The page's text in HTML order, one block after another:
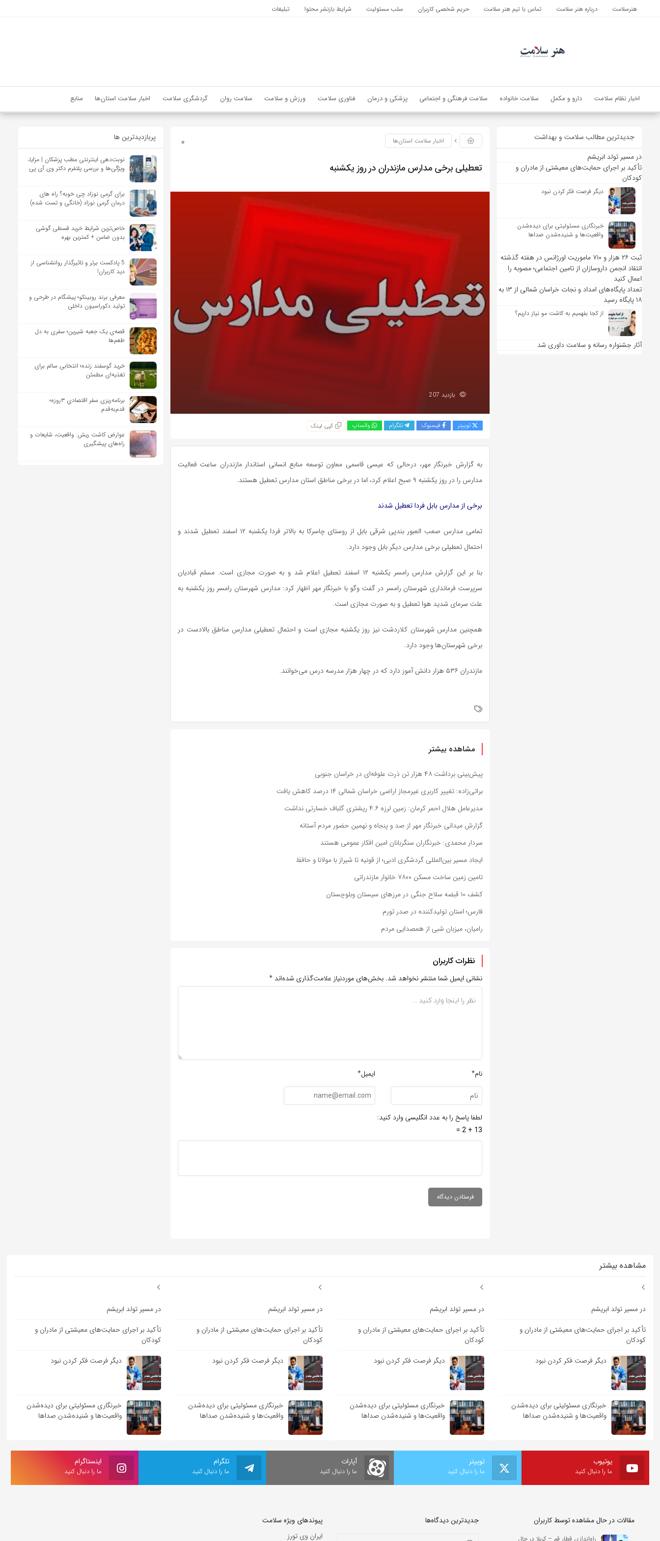
هنرسلامت درباره هنر سلامت تماس با تیم هنر سلامت حریم شخصی کاربران سلب مسئولیت شرایط بازنشر محتوا تبلیغات
اخبار نظام سلامت دارو و مکمل سلامت خانواده سلامت فرهنگی و اجتماعی پزشکی و درمان فناوری سلامت ورزش و سلامت سلامت روان گردشگری سلامت اخبار سلامت استان‌ها منابع
جدیدترین مطالب سلامت و بهداشت
در مسیر تولد ابریشم
تأکید بر اجرای حمایت‌های معیشتی از مادران و
کودکان
دیگر فرصت فکر کردن نبود
خبرنگاری مسئولیتی برای دیده‌شدن
واقعیت‌ها و شنیده‌شدن صداها
ثبت ۲۶ هزار و ۷۱۰ ماموریت اورژانس در هفته گذشته
انتقاد انجمن داروسازان از تامین اجتماعی؛ مصوبه را
اعمال کنید
تعداد پایگاه‌های امداد و نجات خراسان شمالی از ۱۳ به
۱۸ پایگاه رسید
از کجا بفهمیم به کاشت مو نیاز داریم؟
آثار جشنواره رسانه و سلامت داوری شد
0 اخبار سلامت استان‌ها
تعطیلی برخی مدارس مازندران در روز یکشنبه
بازدید 207
توییتر فیسبوک تلگرام واتساپ کپی لینک
به گزارش خبرنگار مهر، درحالی که عیسی قاسمی معاون توسعه منابع انسانی استاندار مازندران ساعت فعالیت
مدارس را در روز یکشنبه ۹ صبح اعلام کرد، اما در برخی مناطق استان مدارس تعطیل هستند.
برخی از مدارس بابل فردا تعطیل شدند
تمامی مدارس صعب العبور بندپی شرقی بابل از روستای چاسرکا
به بالاتر فردا یکشنبه ۱۲ اسفند تعطیل شدند و
احتمال تعطیلی برخی مدارس دیگر بابل وجود دارد.
بنا بر این گزارش مدارس رامسر یکشنبه ۱۲ اسفند تعطیل اعلام شد و به صورت مجازی است. مسلم قبادیان
سرپرست فرمانداری شهرستان رامسر در گفت وگو با خبرنگار مهر اظهار کرد: مدارس شهرستان رامسر روز یکشنبه به
علت سرمای شدید هوا تعطیل و به صورت مجازی است.
همچنین مدارس شهرستان کلاردشت نیز روز یکشنبه مجازی است و احتمال تعطیلی مدارس مناطق بالادست در
برخی شهرستان‌ها وجود دارد.
مازندران ۵۳۶ هزار دانش آموز دارد که در چهار هزار مدرسه درس می‌خوانند.
مشاهده بیشتر
پیش‌بینی برداشت ۴۸ هزار تن ذرت علوفه‌ای در خراسان جنوبی
براتی‌زاده: تغییر کاربری غیرمجاز اراضی خراسان شمالی ۱۴ درصد کاهش یافت
مدیرعامل هلال احمر کرمان: زمین لرزه ۴.۶ ریشتری گلباف خسارتی نداشت
گزارش میدانی خبرنگار مهر از صد و پنجاه و نهمین حضور مردم آستانه
سردار محمدی: خبرنگاران سنگربانان امین افکار عمومی هستند
ایجاد مسیر بین‌المللی گردشگری ادبی؛ از قونیه تا شیراز با مولانا و حافظ
تامین زمین ساخت مسکن ۷۸۰۰ خانوار مازندرانی
کشف ۱۰ قبضه سلاح جنگی در مرزهای سیستان وبلوچستان
فارس؛ استان تولیدکننده در صدر تورم
رامیان، میزبان شبی از همصدایی مردم
نظرات کاربران
نشانی ایمیل شما منتشر نخواهد شد. بخش‌های موردنیاز علامت‌گذاری شده‌اند *
نام* ایمیل*
لطفا پاسخ را به عدد انگلیسی وارد کنید:
13 + 2 =
پربازدیدترین ها
نوبت‌دهی اینترنتی مطب پزشکان | مزایا،
ویژگی‌ها و بررسی پلتفرم دکتر وی آی پی
برای گرمی نوزاد چی خوبه؟ راه های
درمان گرمی نوزاد (خانگی و تست شده)
خاص‌ترین شرایط خرید قسطی گوشی
بدون ضامن + کمترین بهره
5 پادکست برتر و تاثیرگذار روانشناسی از
دید کاربران!
معرفی برند روبینکو؛ پیشگام در طرحی و
تولید دکوراسیون داخلی
قصه‌ی یک جعبه شیرین؛ سفری به دل
طعم‌ها
خرید گوسفند زنده؛ انتخابی سالم برای
تغذیه‌ای مطمئن
برنامه‌ریزی سفر اقتصادیِ ۳روزه؛
قدم‌به‌قدم
عوارض کاشت ریش: واقعیت، شایعات و
راه‌های پیشگیری
مشاهده بیشتر
در مسیر تولد ابریشم
تأکید بر اجرای حمایت‌های معیشتی از مادران و
کودکان
دیگر فرصت فکر کردن نبود
خبرنگاری مسئولیتی برای دیده‌شدن
واقعیت‌ها و شنیده‌شدن صداها
در مسیر تولد ابریشم
تأکید بر اجرای حمایت‌های معیشتی از مادران و
کودکان
دیگر فرصت فکر کردن نبود
خبرنگاری مسئولیتی برای دیده‌شدن
واقعیت‌ها و شنیده‌شدن صداها
در مسیر تولد ابریشم
تأکید بر اجرای حمایت‌های معیشتی از مادران و
کودکان
دیگر فرصت فکر کردن نبود
خبرنگاری مسئولیتی برای دیده‌شدن
واقعیت‌ها و شنیده‌شدن صداها
در مسیر تولد ابریشم
تأکید بر اجرای حمایت‌های معیشتی از مادران و
کودکان
دیگر فرصت فکر کردن نبود
خبرنگاری مسئولیتی برای دیده‌شدن
واقعیت‌ها و شنیده‌شدن صداها
اینستاگرام
ما را دنبال کنید
تلگرام
ما را دنبال کنید
آپارات
ما را دنبال کنید
توییتر
ما را دنبال کنید
یوتیوب
ما را دنبال کنید
مقالات در حال مشاهده توسط کاربران
راه‌اندازی قطار قم – کربلا در حال
جدیدترین دیدگاه‌‌ها
پیوندهای ویژه سلامت
ایران وی تورز